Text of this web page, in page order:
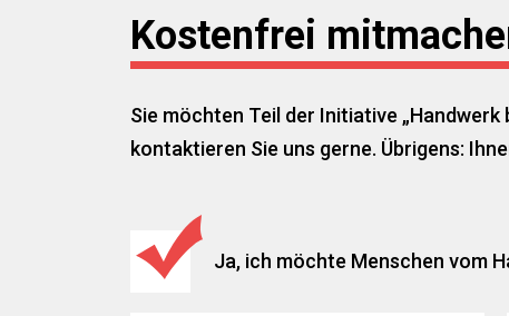
Kostenfrei
Sie möchten Teil der Initiative
kontaktieren Sie uns gerne. Übrigens:
Ja, ich möchte Menschen vom